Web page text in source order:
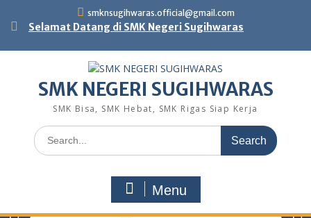
content
smknsugihwaras.official@gmail.com
Selamat Datang di SMK Negeri Sugihwaras
SMK NEGERI SUGIHWARAS
SMK Bisa, SMK Hebat, SMK Rigas Siap Kerja
Search
for:
Menu